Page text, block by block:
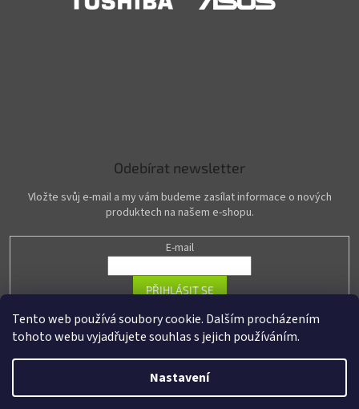
Tento web používá soubory cookie. Dalším procházením
tohoto webu vyjadřujete souhlas s jejich používáním.
Nastavení
Odebírat newsletter
Vložte svůj e-mail a my vám budeme zasílat informace o nových
produktech na našem e-shopu.
E-mail
PŘIHLÁSIT SE
Vytvořil Shoptet